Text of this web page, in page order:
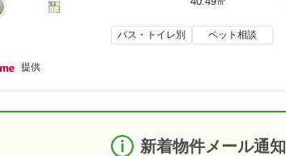
バス・トイレ別 ペット相談
提供
新着物件メール通知